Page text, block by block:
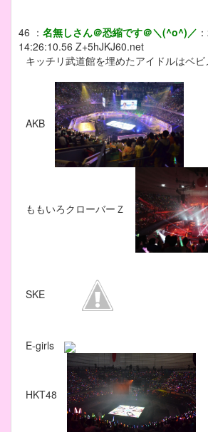
46 ： 名無しさん＠恐縮です＠＼(^o^)／ ：
14:26:10.56 Z+5hJKJ60.net
キッチリ武道館を埋めたアイドルはベビ
AKB
ももいろクローバーＺ
SKE
E-girls
HKT48